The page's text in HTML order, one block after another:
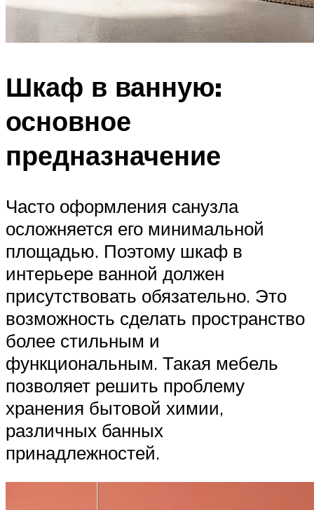
Шкаф в ванную:
основное
предназначение
Часто оформления санузла
осложняется его минимальной
площадью. Поэтому шкаф в
интерьере ванной должен
присутствовать обязательно. Это
возможность сделать пространство
более стильным и
функциональным. Такая мебель
позволяет решить проблему
хранения бытовой химии,
различных банных
принадлежностей.